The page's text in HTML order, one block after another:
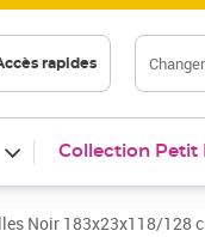
rapides
Collection Petit
Noir 183x23x118/128